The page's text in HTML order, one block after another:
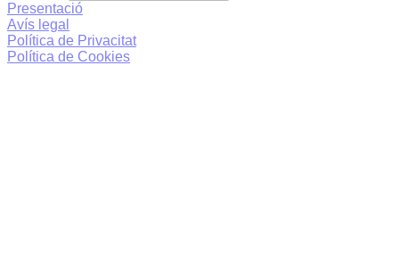
Presentació
Avís legal
Política de Privacitat
Política de Cookies